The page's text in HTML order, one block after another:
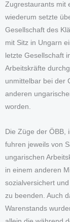
Zugrestaurants mit
wiederum setzte
Gesellschaft des
mit Sitz in Ungarn
letzte Gesellschaft
Arbeitskräfte
unmittelbar bei der
anderen
worden.
Die Züge der ÖBB,
fuhren jeweils von
ungarischen
in einem anderen
sozialversichert
zu beenden. Auch
Warenstands